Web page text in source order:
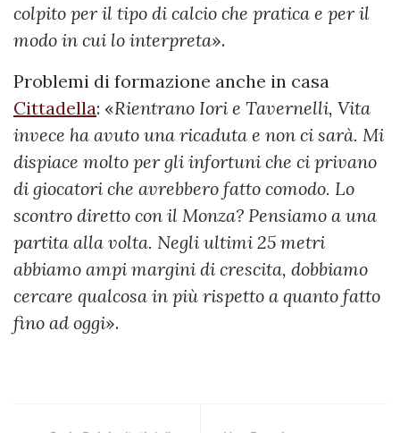
colpito per il tipo di calcio che pratica e per il
modo in cui lo interpreta».
Problemi di formazione anche in casa
Cittadella: «Rientrano Iori e Tavernelli, Vita
invece ha avuto una ricaduta e non ci sarà. Mi
dispiace molto per gli infortuni che ci privano
di giocatori che avrebbero fatto comodo. Lo
scontro diretto con il Monza? Pensiamo a una
partita alla volta. Negli ultimi 25 metri
abbiamo ampi margini di crescita, dobbiamo
cercare qualcosa in più rispetto a quanto fatto
fino ad oggi».